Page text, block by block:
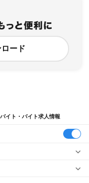
ード
イト・バイト求人情報